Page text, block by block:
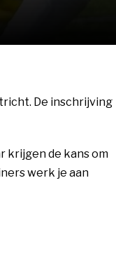
De inschrijving
krijgen de kans om
werk je aan